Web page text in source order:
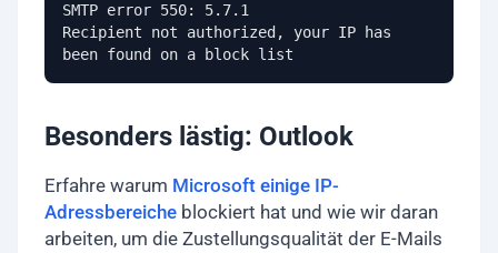
SMTP error 550: 5.7.1
Recipient not authorized, your IP has
been found on a block list
Besonders lästig: Outlook
Erfahre warum Microsoft einige IP-
Adressbereiche blockiert hat und wie wir daran
arbeiten, um die Zustellungsqualität der E-Mails